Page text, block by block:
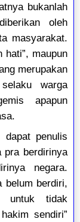
bukanlah
oleh
masyarakat.
hati”, maupun
merupakan
warga
apapun
dapat penulis
pra berdirinya
negara.
belum berdiri,
untuk tidak
sendiri”